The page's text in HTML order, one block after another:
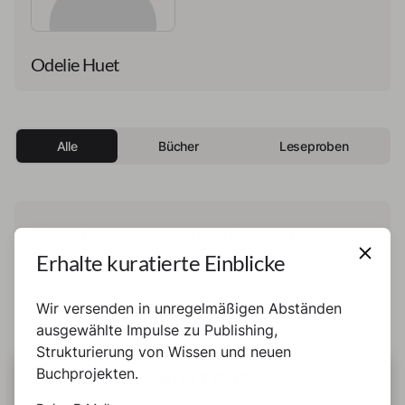
Odelie Huet
Alle Bücher Leseproben
Leseprobe veröffentlicht.
DIESE SEITE BENUTZT COOKIES
Erhalte kuratierte Einblicke
Wir versenden in unregelmäßigen Abständen
ausgewählte Impulse zu Publishing,
Strukturierung von Wissen und neuen
Buchprojekten.